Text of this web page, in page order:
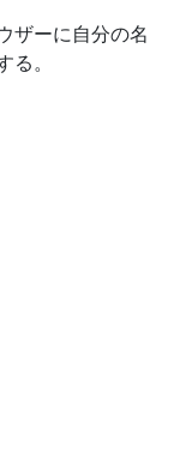
ザーに自分の名
。